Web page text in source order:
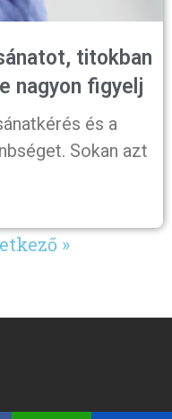
titokban
nagyon figyelj
és a
Sokan azt
»